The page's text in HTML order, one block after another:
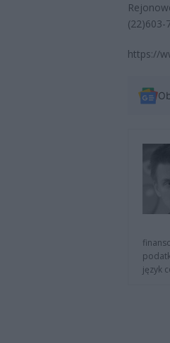
(22)603-
https://
język